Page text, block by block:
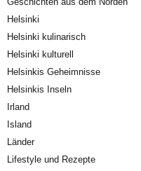
Helsinki
Helsinki kulinarisch
Helsinki kulturell
Helsinkis Geheimnisse
Helsinkis Inseln
Irland
Island
Länder
Lifestyle und Rezepte